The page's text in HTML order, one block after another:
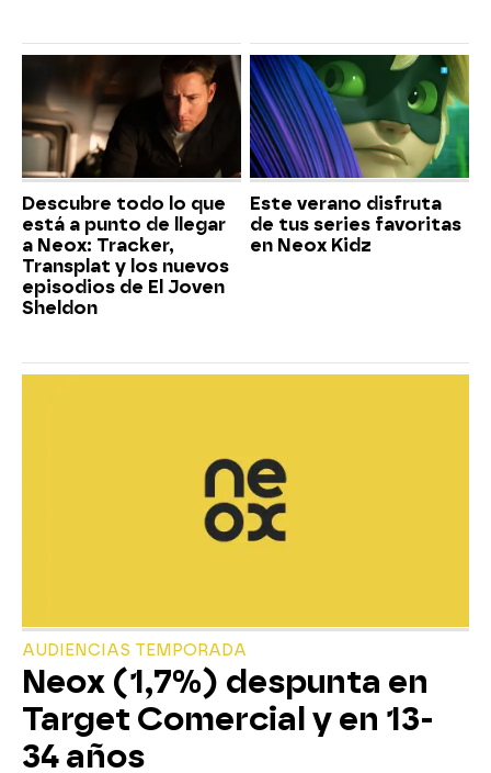
Descubre todo lo que
está a punto de llegar
a Neox: Tracker,
Transplat y los nuevos
episodios de El Joven
Sheldon
Este verano disfruta
de tus series favoritas
en Neox Kidz
AUDIENCIAS TEMPORADA
Neox (1,7%) despunta en
Target Comercial y en 13-
34 años